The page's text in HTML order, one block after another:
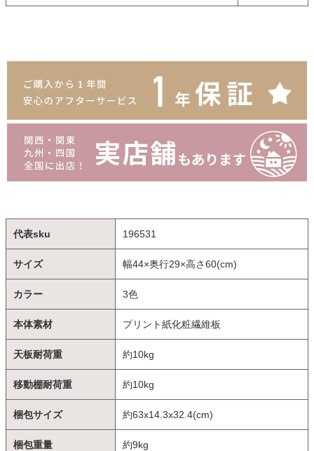
代表sku 196531
サイズ 幅44×奥行29×高さ60(cm)
カラー 3色
本体素材 プリント紙化粧繊維板
天板耐荷重 約10kg
移動棚耐荷重 約10kg
梱包サイズ 約63x14.3x32.4(cm)
梱包重量 約9kg